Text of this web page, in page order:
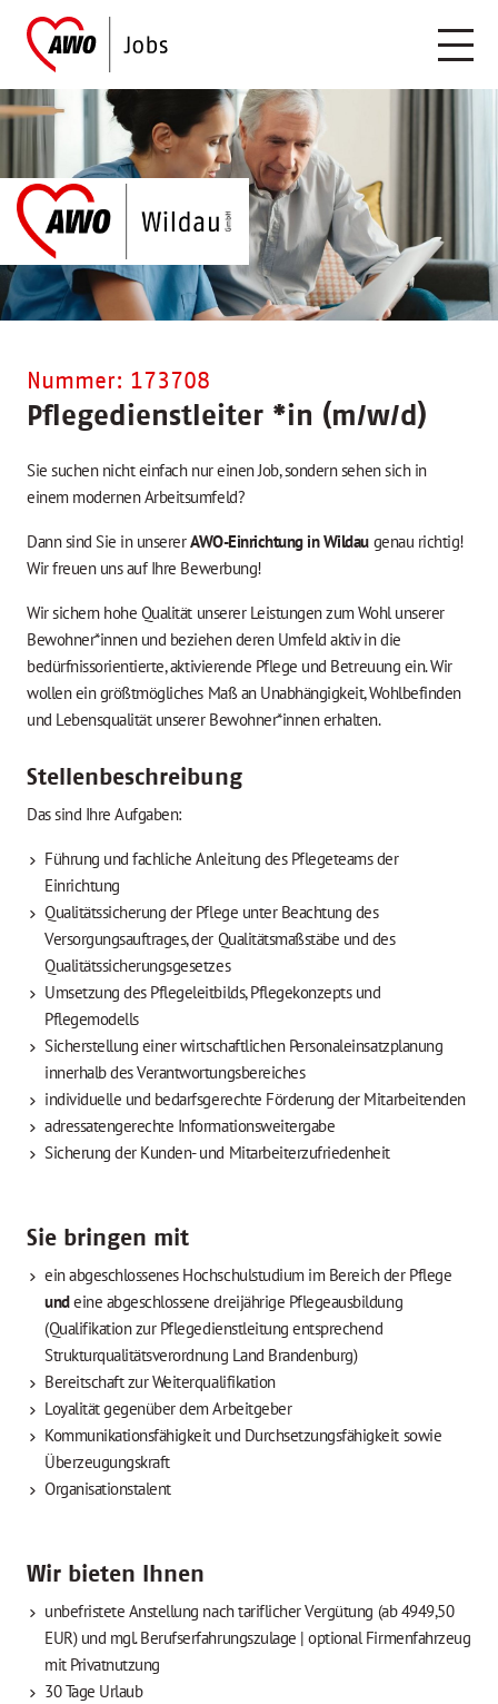
Nummer: 173708
Pflegedienstleiter *in (m/w/d)
Sie suchen nicht einfach nur einen Job, sondern sehen sich in
einem modernen Arbeitsumfeld?
Dann sind Sie in unsererAWO-Einrichtung in Wildau genau richtig!
Wir freuen uns auf Ihre Bewerbung!
Wir sichern hohe Qualität unserer Leistungen zum Wohl unserer
Bewohner*innen und beziehen deren Umfeld aktiv in die
bedürfnissorientierte, aktivierende Pflege und Betreuung ein. Wir
wollen ein größtmögliches Maß an Unabhängigkeit, Wohlbefinden
und Lebensqualität unserer Bewohner*innen erhalten.
Stellenbeschreibung
Das sind Ihre Aufgaben:
Führung und fachliche Anleitung des Pflegeteams der
Einrichtung
Qualitätssicherung der Pflege unter Beachtung des
Versorgungsauftrages, der Qualitätsmaßstäbe und des
Qualitätssicherungsgesetzes
Umsetzung des Pflegeleitbilds, Pflegekonzepts und
Pflegemodells
Sicherstellung einer wirtschaftlichen Personaleinsatzplanung
innerhalb des Verantwortungsbereiches
individuelle und bedarfsgerechte Förderung der Mitarbeitenden
adressatengerechte Informationsweitergabe
Sicherung der Kunden- und Mitarbeiterzufriedenheit
Sie bringen mit
ein abgeschlossenes Hochschulstudium im Bereich der Pflege
undeine abgeschlossene dreijährige Pflegeausbildung
(Qualifikation zur Pflegedienstleitung entsprechend
Strukturqualitätsverordnung Land Brandenburg)
Bereitschaft zur Weiterqualifikation
Loyalität gegenüber dem Arbeitgeber
Kommunikationsfähigkeit und Durchsetzungsfähigkeit sowie
Überzeugungskraft
Organisationstalent
Wir bieten Ihnen
unbefristete Anstellung nach tariflicher Vergütung (ab 4949,50
EUR) und mgl. Berufserfahrungszulage | optional Firmenfahrzeug
mit Privatnutzung
30 Tage Urlaub